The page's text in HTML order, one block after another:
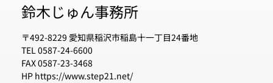
鈴木じゅん事務所
〒492-8229 愛知県稲沢市稲島十一丁目24番地
TEL 0587-24-6600
FAX 0587-23-3468
HP https://www.step21.net/